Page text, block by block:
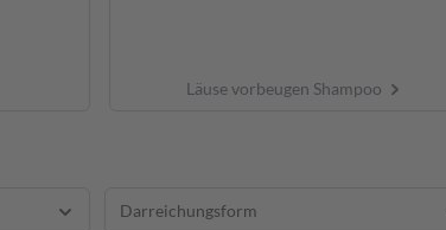
Läuse vorbeugen Shampoo
Darreichungsform